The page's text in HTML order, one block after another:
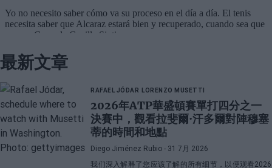
最新文章
RAFAEL JÓDAR LORENZO MUSETTI
2026年ATP華盛頓賽單打四分之一
決賽中，觀看拉斐爾·汗多爾對陣穆塞
蒂的時間和地點
Diego Jiménez Rubio - 31 7月 2026
我们深入解释了您应该了解的所有细节，以便观看2026